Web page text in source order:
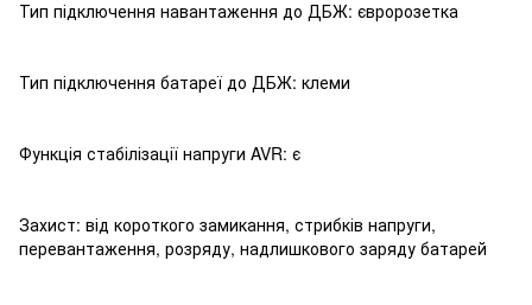
Тип підключення навантаження до ДБЖ: євророзетка
Тип підключення батареї до ДБЖ: клеми
Функція стабілізації напруги AVR: є
Захист: від короткого замикання, стрибків напруги,
перевантаження, розряду, надлишкового заряду батарей